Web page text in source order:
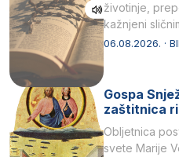
životinje,
kažnjeni
kukaca.2 A
06.08.2026. ·
Gospa
zaštitnica
Obljetnica
svete Marije